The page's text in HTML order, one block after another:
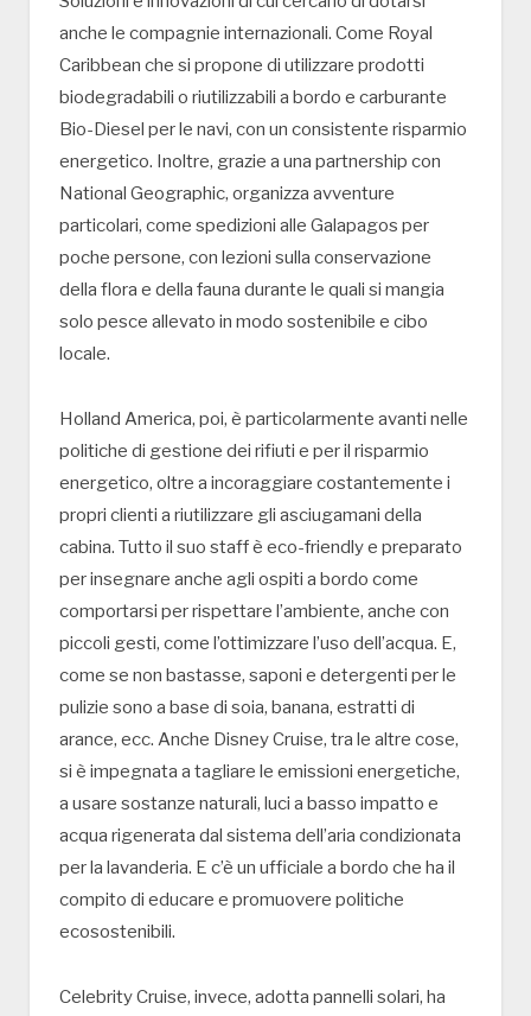
anche le compagnie internazionali. Come Royal
Caribbean che si propone di utilizzare prodotti
biodegradabili o riutilizzabili a bordo e carburante
Bio-Diesel per le navi, con un consistente risparmio
energetico. Inoltre, grazie a una partnership con
National Geographic, organizza avventure
particolari, come spedizioni alle Galapagos per
poche persone, con lezioni sulla conservazione
della flora e della fauna durante le quali si mangia
solo pesce allevato in modo sostenibile e cibo
locale.
Holland America, poi, è particolarmente avanti nelle
politiche di gestione dei rifiuti e per il risparmio
energetico, oltre a incoraggiare costantemente i
propri clienti a riutilizzare gli asciugamani della
cabina. Tutto il suo staff è eco-friendly e preparato
per insegnare anche agli ospiti a bordo come
comportarsi per rispettare l’ambiente, anche con
piccoli gesti, come l’ottimizzare l’uso dell’acqua. E,
come se non bastasse, saponi e detergenti per le
pulizie sono a base di soia, banana, estratti di
arance, ecc. Anche Disney Cruise, tra le altre cose,
si è impegnata a tagliare le emissioni energetiche,
a usare sostanze naturali, luci a basso impatto e
acqua rigenerata dal sistema dell’aria condizionata
per la lavanderia. E c’è un ufficiale a bordo che ha il
compito di educare e promuovere politiche
ecosostenibili.
Celebrity Cruise, invece, adotta pannelli solari, ha